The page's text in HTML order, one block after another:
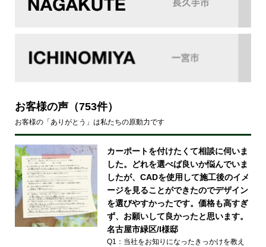
お客様の声（753件）
お客様の「ありがとう」は私たちの原動力です
カーポートを付けたくて相談に伺いま
した。どれを選べば良いか悩んでいま
したが、CADを使用して施工後のイメ
ージを見ることができたのでデザイン
を選びやすかったです。価格も高すぎ
ず、お願いして良かったと思います。
名古屋市緑区/I様邸
Q1：当社をお知りになったきっかけを教え